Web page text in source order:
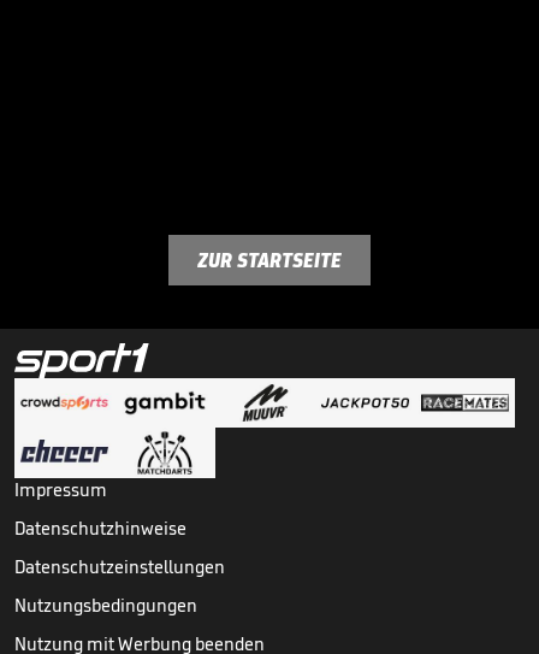
ZUR STARTSEITE
Impressum
Datenschutzhinweise
Datenschutzeinstellungen
Nutzungsbedingungen
Nutzung mit Werbung beenden